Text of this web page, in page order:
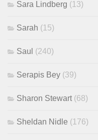
Sara Lindberg (13)
Sarah (15)
Saul (240)
Serapis Bey (39)
Sharon Stewart (68)
Sheldan Nidle (176)